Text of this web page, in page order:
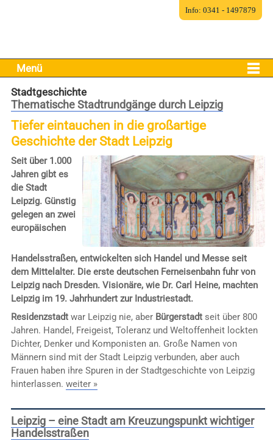
Menü
Stadtgeschichte
Thematische Stadtrundgänge durch Leipzig
Tiefer eintauchen in die großartige
Geschichte der Stadt Leipzig
Seit über 1.000
Jahren gibt es
die Stadt
Leipzig. Günstig
gelegen an zwei
europäischen
Handelsstraßen, entwickelten sich Handel und Messe seit
dem Mittelalter. Die erste deutschen Ferneisenbahn fuhr von
Leipzig nach Dresden. Visionäre, wie Dr. Carl Heine, machten
Leipzig im 19. Jahrhundert zur Industriestadt.
Residenzstadtwar Leipzig nie, aber Bürgerstadtseit über 800
Jahren. Handel, Freigeist, Toleranz und Weltoffenheit lockten
Dichter, Denker und Komponisten an. Große Namen von
Männern sind mit der Stadt Leipzig verbunden, aber auch
Frauen haben ihre Spuren in der Stadtgeschichte von Leipzig
hinterlassen. weiter »
Leipzig – eine Stadt am Kreuzungspunkt wichtiger
Handelsstraßen
Info: 0341 - 1497879